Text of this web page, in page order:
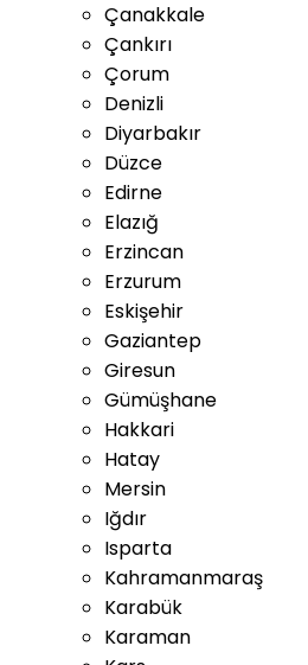
Çanakkale
Çankırı
Çorum
Denizli
Diyarbakır
Düzce
Edirne
Elazığ
Erzincan
Erzurum
Eskişehir
Gaziantep
Giresun
Gümüşhane
Hakkari
Hatay
Mersin
Iğdır
Isparta
Kahramanmaraş
Karabük
Karaman